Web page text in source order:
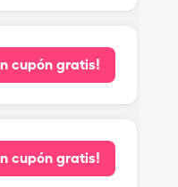
cupón gratis!
cupón gratis!